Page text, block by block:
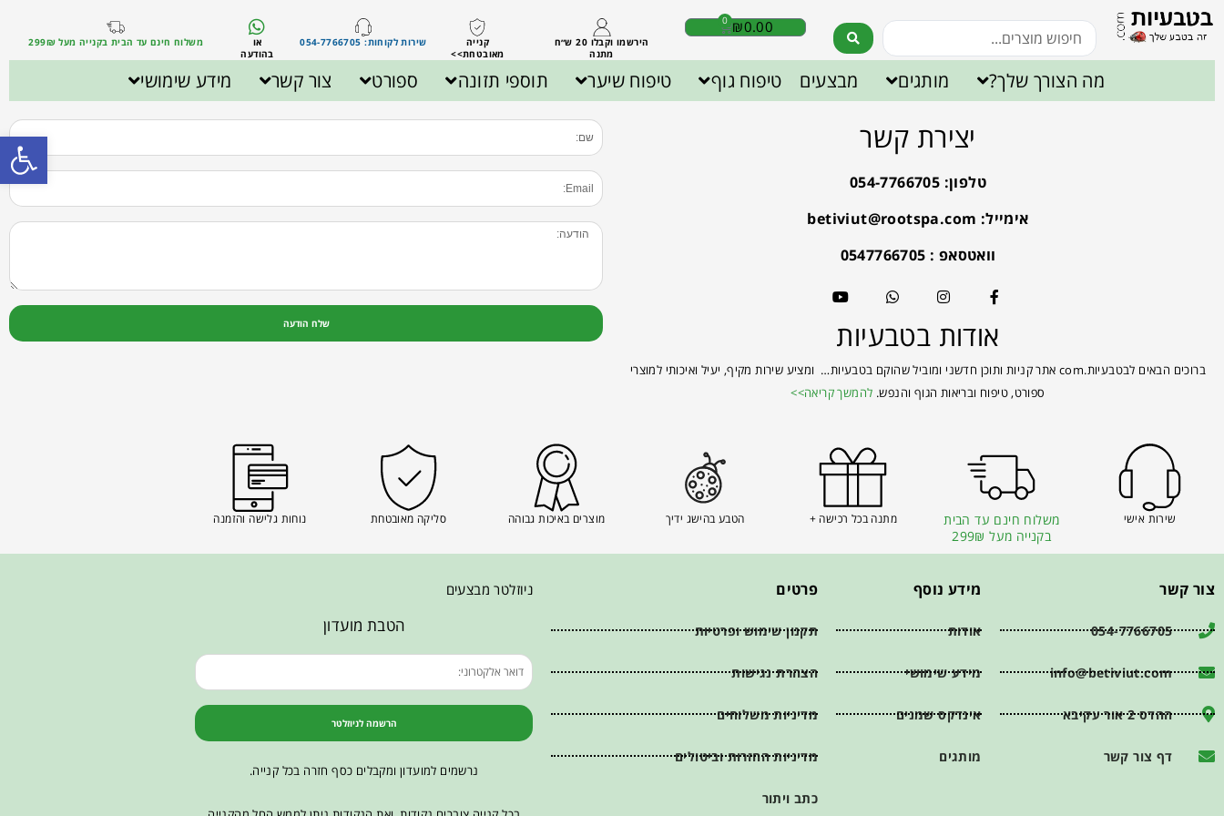
₪0.00
0
הירשמו וקבלו 20 ש״ח
מתנה
קנייה
מאובטחת>>
שירות לקוחות: 054-7766705
או
בהודעה
משלוח חינם עד הבית בקנייה מעל 299₪
מה הצורך שלך? מותגים מבצעים טיפוח גוף טיפוח שיער תוספי תזונה ספורט צור קשר מידע שימושי
יצירת קשר
טלפון: 054-7766705
אימייל: betiviut@rootspa.com
וואטסאפ : 0547766705
אודות בטבעיות
ברוכים הבאים לבטבעיות.com אתר קניות ותוכן חדשני ומוביל שהוקם בטבעיות… ומציע שירות מקיף, יעיל ואיכותי למוצרי
ספורט, טיפוח ובריאות הגוף והנפש. להמשך קריאה>>
שלח הודעה
שירות אישי
משלוח חינם עד הבית
בקנייה מעל 299₪
מתנה בכל רכישה + הטבע בהישג ידיך מוצרים באיכות גבוהה סליקה מאובטחת נוחות גלישה והזמנה
צור קשר
054-7766705
info@betiviut.com
ההדס 2 אור עקיבא
דף צור קשר
מידע נוסף
אודות
מידע שימושי
אינדקס שמנים
מותגים
פרטים
תקנון שימוש ופרטיות
הצהרת נגישות
מדיניות משלוחים
מדיניות החזרות וביטולים
כתב ויתור
ניוזלטר מבצעים
הטבת מועדון
הרשמה לניוזלטר
נרשמים למועדון ומקבלים כסף חזרה בכל קנייה.
פתח